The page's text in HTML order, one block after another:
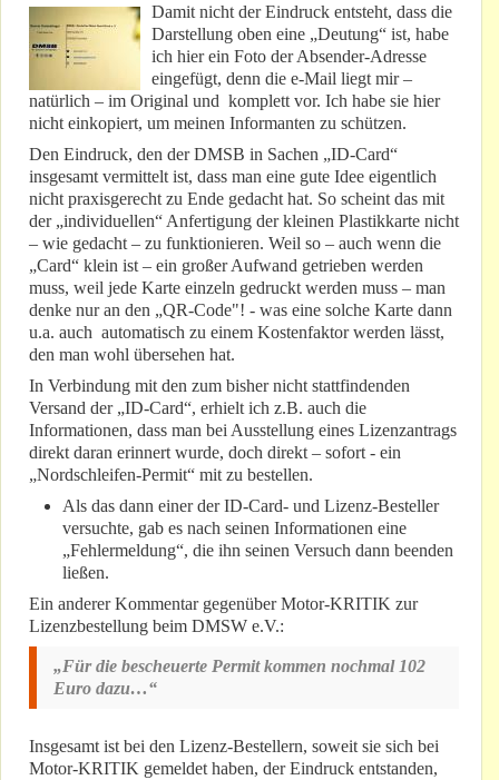
Damit nicht der Eindruck entsteht, dass die
Darstellung oben eine „Deutung“ ist, habe
ich hier ein Foto der Absender-Adresse
eingefügt, denn die e-Mail liegt mir –
natürlich – im Original und komplett vor. Ich habe sie hier
nicht einkopiert, um meinen Informanten zu schützen.
Den Eindruck, den der DMSB in Sachen „ID-Card“
insgesamt vermittelt ist, dass man eine gute Idee eigentlich
nicht praxisgerecht zu Ende gedacht hat. So scheint das mit
der „individuellen“ Anfertigung der kleinen Plastikkarte nicht
– wie gedacht – zu funktionieren. Weil so – auch wenn die
„Card“ klein ist – ein großer Aufwand getrieben werden
muss, weil jede Karte einzeln gedruckt werden muss – man
denke nur an den „QR-Code"! - was eine solche Karte dann
u.a. auch automatisch zu einem Kostenfaktor werden lässt,
den man wohl übersehen hat.
In Verbindung mit den zum bisher nicht stattfindenden
Versand der „ID-Card“, erhielt ich z.B. auch die
Informationen, dass man bei Ausstellung eines Lizenzantrags
direkt daran erinnert wurde, doch direkt – sofort - ein
„Nordschleifen-Permit“ mit zu bestellen.
Als das dann einer der ID-Card- und Lizenz-Besteller
versuchte, gab es nach seinen Informationen eine
„Fehlermeldung“, die ihn seinen Versuch dann beenden
ließen.
Ein anderer Kommentar gegenüber Motor-KRITIK zur
Lizenzbestellung beim DMSW e.V.:
„Für die bescheuerte Permit kommen nochmal 102
Euro dazu…“
Insgesamt ist bei den Lizenz-Bestellern, soweit sie sich bei
Motor-KRITIK gemeldet haben, der Eindruck entstanden,